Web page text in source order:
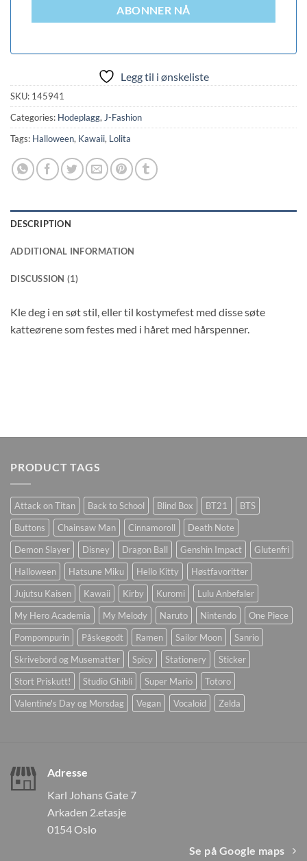
ABONNER NÅ
Legg til i ønskeliste
SKU: 145941
Categories: Hodeplagg,J-Fashion
Tags: Halloween, Kawaii, Lolita
DESCRIPTION
ADDITIONAL INFORMATION
DISCUSSION (1)
Kle deg i en søt stil, eller til kostymefest med disse søte
katteørene som festes med i håret med hårspenner.
PRODUCT TAGS
Attack on Titan Back to School Blind Box BT21
BTS
Buttons
Chainsaw Man Cinnamoroll
Death Note
Demon Slayer
Disney Dragon Ball Genshin Impact
Glutenfri
Halloween
Hatsune Miku Hello Kitty
Høstfavoritter
Jujutsu Kaisen
Kawaii Kirby Kuromi
Lulu Anbefaler
My Hero Academia
My Melody Naruto Nintendo
One Piece
Pompompurin
Påskegodt Ramen Sailor Moon
Sanrio
Skrivebord og Musematter
Spicy Stationery
Sticker
Stort Priskutt!
Studio Ghibli Super Mario
Totoro
Valentine's Day og Morsdag
Vegan Vocaloid Zelda
Adresse
Karl Johans Gate 7
Arkaden 2.etasje
0154 Oslo
Se på Google maps